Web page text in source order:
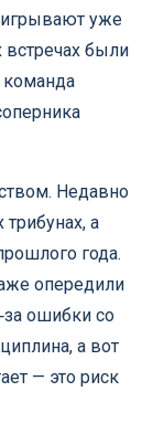
уже
были
команда
Недавно
а
года.
опередили
ошибки со
а вот
— это риск